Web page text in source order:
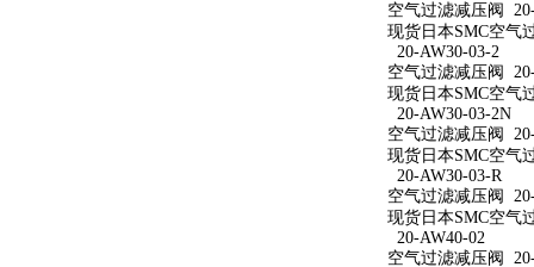
空气过滤减压阀
现货日本SMC空气
20-AW30-03-2
空气过滤减压阀
现货日本SMC空气
20-AW30-03-2N
空气过滤减压阀
现货日本SMC空气
20-AW30-03-R
空气过滤减压阀
现货日本SMC空气
20-AW40-02
空气过滤减压阀